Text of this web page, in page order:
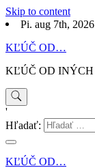
Skip to content
Pi. aug 7th, 2026
KĽÚČ OD…
KĽÚČ OD
'
Hľadať:
KĽÚČ OD…